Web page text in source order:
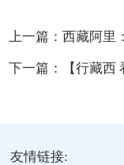
上一篇：西藏阿里
下一篇： 【行藏
友情链接: